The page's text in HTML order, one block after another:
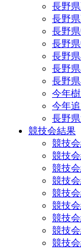
長野
長野
長野
長野
長野
長野
長野
今年
今年
長野
競技会結果
競技
競技
競技
競技
競技
競技会
競技
競技
競技